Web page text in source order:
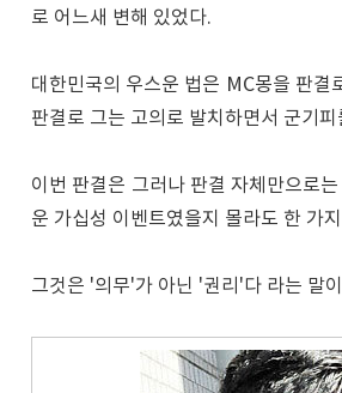
로 어느새 변해 있었다.
대한민국의 우스운 법은 MC몽을 판결
판결로 그는 고의로 발치하면서 군기
이번 판결은 그러나 판결 자체만으로
운 가십성 이벤트였을지 몰라도 한 가
그것은 '의무'가 아닌 '권리'다 라는 말